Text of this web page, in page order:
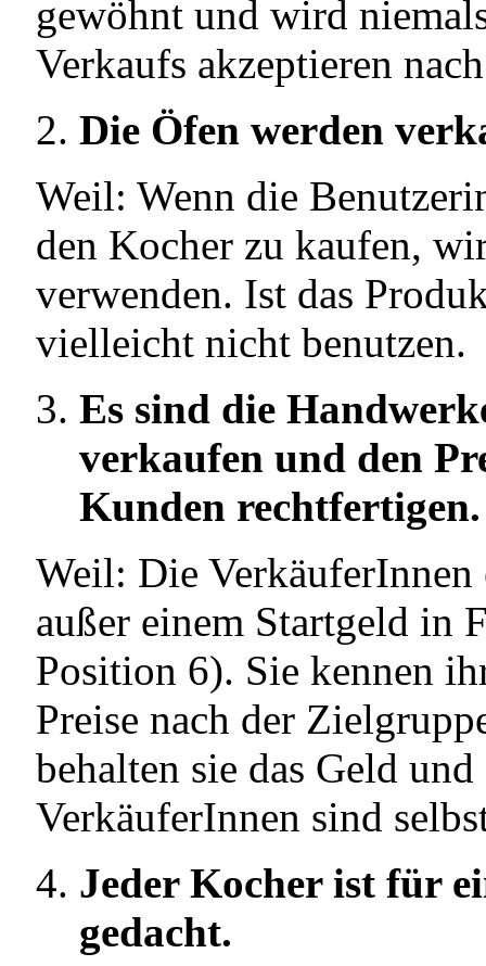
gewöhnt und wird
Verkaufs akzeptieren
Die Öfen werden
Weil: Wenn die
den Kocher zu kaufen,
verwenden. Ist das
vielleicht nicht benutzen.
Es sind die
verkaufen und den
Kunden rechtfertigen.
Weil: Die
außer einem Startgeld in
Position 6). Sie kennen
Preise nach der
behalten sie das Geld
VerkäuferInnen sind
Jeder Kocher ist für
gedacht.